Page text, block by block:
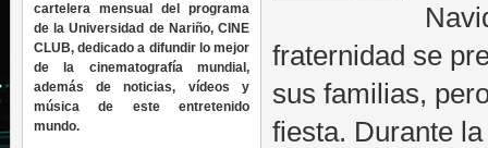
fraternidad se
sus familias,
fiesta. Durante
cartelera mensual del programa
de la Universidad de Nariño, CINE
CLUB, dedicado a difundir lo mejor
de la cinematografía mundial,
además de noticias, vídeos y
música de este entretenido
mundo.